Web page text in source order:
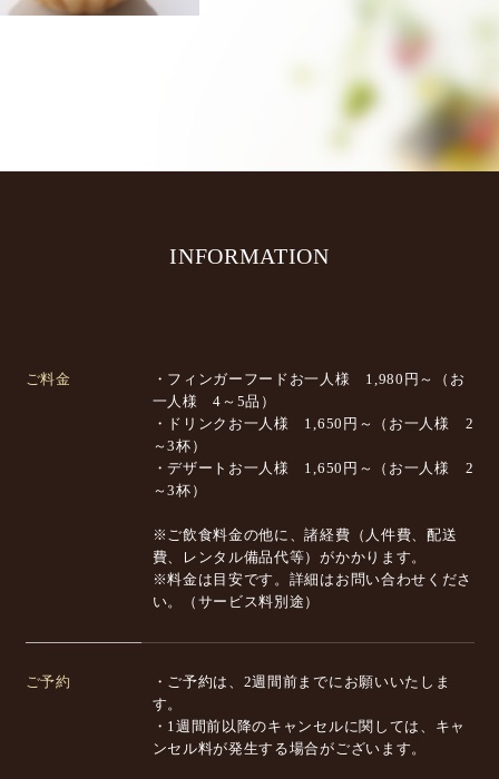
INFORMATION
ご料金
・フィンガーフードお一人様 1,980円～（お
一人様 4～5品）
・ドリンクお一人様 1,650円～（お一人様 2
～3杯）
・デザートお一人様 1,650円～（お一人様 2
～3杯）
※ご飲食料金の他に、諸経費（人件費、配送
費、レンタル備品代等）がかかります。
※料金は目安です。詳細はお問い合わせくださ
い。（サービス料別途）
ご予約
・ご予約は、2週間前までにお願いいたしま
す。
・1週間前以降のキャンセルに関しては、キャ
ンセル料が発生する場合がございます。